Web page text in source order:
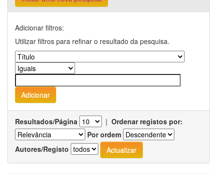
Adicionar filtros:
Utilizar filtros para refinar o resultado da pesquisa.
Resultados/Página | Ordenar registos por:
Por ordem
Autores/Registo